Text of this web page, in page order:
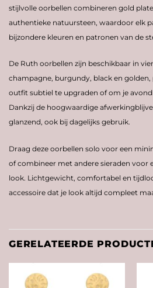
stijlvolle oorbellen combineren gold
authentieke natuursteen, waardoor elk
bijzondere kleuren en patronen van de
De Ruth oorbellen zijn beschikbaar in
champagne, burgundy, black en
outfit subtiel te upgraden of om je
Dankzij de hoogwaardige
glanzend, ook bij dagelijks gebruik.
Draag deze oorbellen solo voor een
of combineer met andere sieraden voor
look. Lichtgewicht, comfortabel en
accessoire dat je look altijd compleet
GERELATEERDE